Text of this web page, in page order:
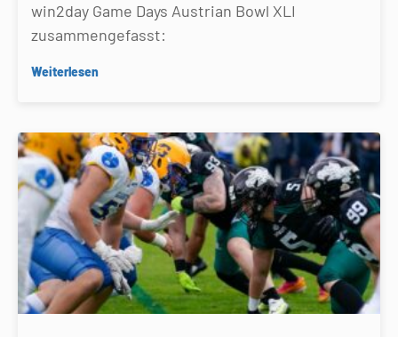
win2day Game Days Austrian Bowl XLI
zusammengefasst:
Weiterlesen